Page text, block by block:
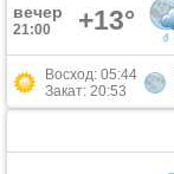
вечер
21:00 +13°
Восход: 05:44
Закат: 20:53